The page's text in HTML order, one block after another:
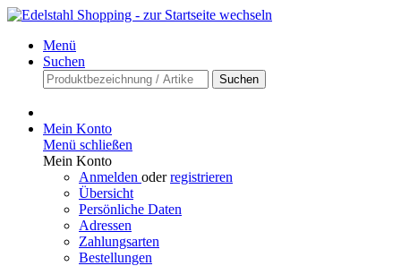
Menü
Suchen
Suchen
Mein Konto
Menü schließen
Mein Konto
Anmelden oderregistrieren
Übersicht
Persönliche Daten
Adressen
Zahlungsarten
Bestellungen